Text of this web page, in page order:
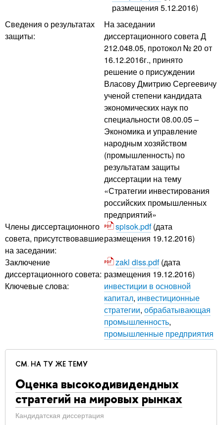
размещения 5.12.2016)
Сведения о результатах
защиты:
На заседании
диссертационного совета Д
212.048.05, протокол № 20 от
16.12.2016г., принято
решение о присуждении
Власову Дмитрию Сергеевичу
ученой степени кандидата
экономических наук по
специальности 08.00.05 –
Экономика и управление
народным хозяйством
(промышленность) по
результатам защиты
диссертации на тему
«Стратегии инвестирования
российских промышленных
предприятий»
Члены диссертационного
совета, присутствовавшие
на заседании:
spisok.pdf(дата
размещения 19.12.2016)
Заключение
диссертационного совета:
zakl diss.pdf(дата
размещения 19.12.2016)
Ключевые слова:
инвестиции в основной
капитал, инвестиционные
стратегии, обрабатывающая
промышленность,
промышленные предприятия
СМ. НА ТУ ЖЕ ТЕМУ
Оценка высокодивидендных
стратегий на мировых рынках
Кандидатская диссертация